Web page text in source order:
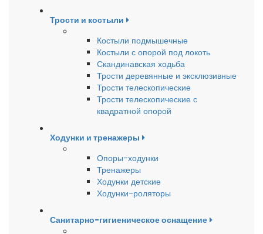
Трости и костыли
Костыли подмышечные
Костыли с опорой под локоть
Скандинавская ходьба
Трости деревянные и эксклюзивные
Трости телескопические
Трости телескопические с
квадратной опорой
Ходунки и тренажеры
Опоры-ходунки
Тренажеры
Ходунки детские
Ходунки-роляторы
Санитарно-гигиеническое оснащение